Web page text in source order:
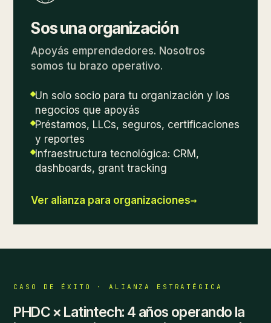
Sos una organización
Apoyás emprendedores. Nosotros
somos tu brazo operativo.
Un solo socio para tu organización y los
negocios que apoyás
Préstamos, LLCs, seguros, certificaciones
y reportes
Infraestructura tecnológica: CRM,
dashboards, grant tracking
Ver alianza para organizaciones→
CASO DE ÉXITO · ALIANZA ESTRATÉGICA
PHDC × Latintech: 4 años operando la